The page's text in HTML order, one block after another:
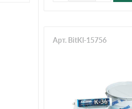
Арт. BitKl-15756